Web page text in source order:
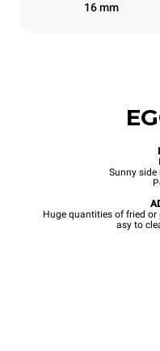
16 mm
Sunny side
Huge quantities of fried
asy to